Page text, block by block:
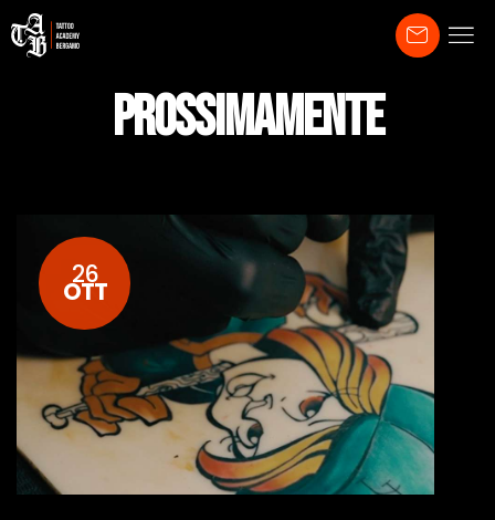
PROSSIMAMENTE
26
OTT